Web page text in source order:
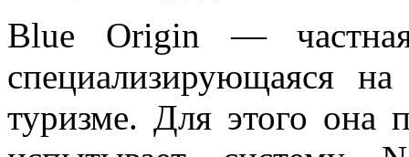
Blue Origin — частная
специализирующаяся
туризме. Для этого она